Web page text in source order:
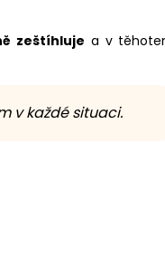
zeštíhluje a v
v každé situaci.